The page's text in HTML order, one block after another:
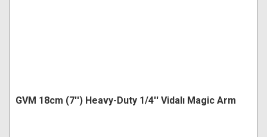
GVM 18cm (7'') Heavy-Duty 1/4'' Vidalı Magic Arm